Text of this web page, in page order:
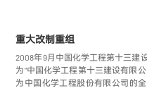
重大改制重组
2008年9月中国化学工程第十三建
为“中国化学工程第十三建设有限
为中国化学工程股份有限公司的